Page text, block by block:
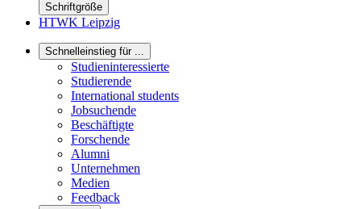
Schriftgröße
HTWK Leipzig
Schnelleinstieg für ...
Studieninteressierte
Studierende
International students
Jobsuchende
Beschäftigte
Forschende
Alumni
Unternehmen
Medien
Feedback